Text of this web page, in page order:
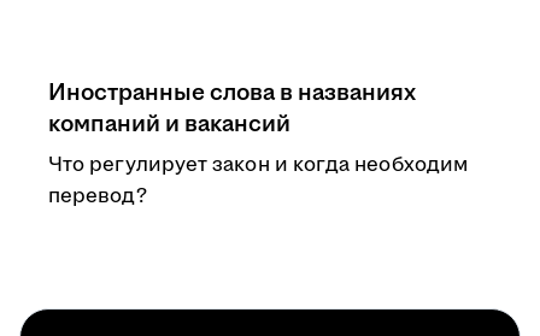
Иностранные слова в названиях
компаний и вакансий
Что регулирует закон и когда необходим
перевод?